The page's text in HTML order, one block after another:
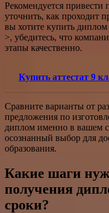
Рекомендуется привести
уточнить, как проходит
вы хотите купить диплом
>, убедитесь, что
этапы качественно.
Купить аттестат 9
Сравните варианты от
предложения по
диплом именно в вашем
осознанный выбор для
образования.
Какие шаги
получения
сроки?